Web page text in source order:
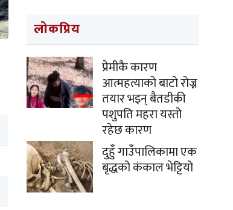
लोकप्रिय
प्रेमीकै कारण
आत्महत्याको बाटो रोज्न
तयार भइन् बैतडीकी
पशुपति महरा यस्तो
रहेछ कारण
दुहुँ गाउँपालिकामा एक
बृद्धको कंकाल भेट्टियो